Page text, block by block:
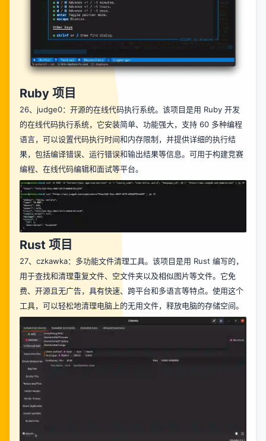
Ruby 项目
26、 judge0：开源的在线代码执行系统。该项目是用 Ruby 开发
的在线代码执行系统，它安装简单、功能强大，支持 60 多种编程
语言，可以设置代码执行时间和内存限制，并提供详细的执行结
果，包括编译错误、运行错误和输出结果等信息。可用于构建竞赛
编程、在线代码编辑和面试等平台。
Rust 项目
27、 czkawka：多功能文件清理工具。该项目是用 Rust 编写的，
用于查找和清理重复文件、空文件夹以及相似图片等文件。它免
费、开源且无广告，具有快速、跨平台和多语言等特点。使用这个
工具，可以轻松地清理电脑上的无用文件，释放电脑的存储空间。